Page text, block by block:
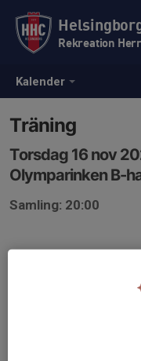
Kalender
Rekreation Herr
Träning
Torsdag 16 nov
Olymparinken B-
Samling: 20:00